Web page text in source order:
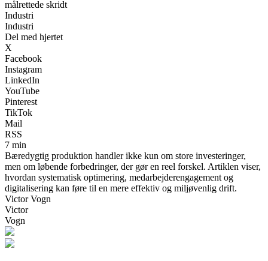
målrettede skridt
Industri
Industri
Del med hjertet
X
Facebook
Instagram
LinkedIn
YouTube
Pinterest
TikTok
Mail
RSS
7 min
Bæredygtig produktion handler ikke kun om store investeringer,
men om løbende forbedringer, der gør en reel forskel. Artiklen viser,
hvordan systematisk optimering, medarbejderengagement og
digitalisering kan føre til en mere effektiv og miljøvenlig drift.
Victor Vogn
Victor
Vogn